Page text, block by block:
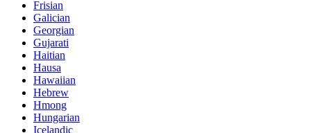
Frisian
Galician
Georgian
Gujarati
Haitian
Hausa
Hawaiian
Hebrew
Hmong
Hungarian
Icelandic